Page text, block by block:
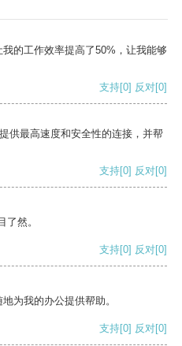
的工作效率提高了50%，让我能够
支持[0] 反对[0]
供最高速度和安全性的连接，并帮
支持[0] 反对[0]
然。
支持[0] 反对[0]
为我的办公提供帮助。
支持[0] 反对[0]